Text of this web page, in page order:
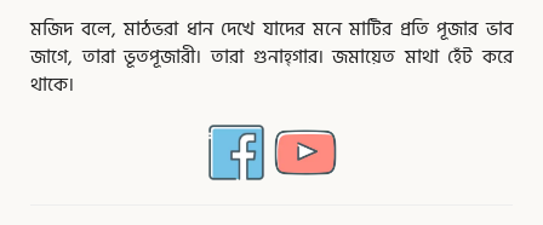
মজিদ বলে, মাঠভরা ধান দেখে যাদের মনে মাটির প্রতি পূজার ভাব
জাগে, তারা ভূতপূজারী। তারা গুনাহ্গার। জমায়েত মাথা হেঁট করে
থাকে।